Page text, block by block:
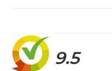
9.5